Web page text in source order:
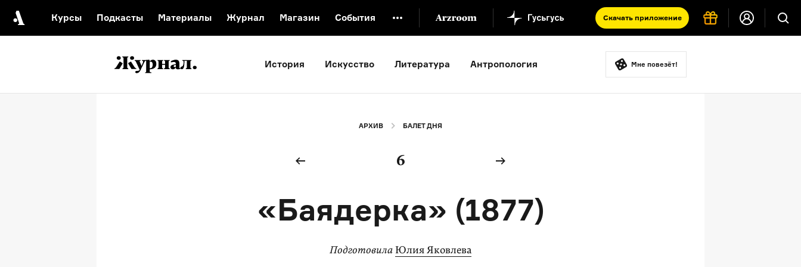
Курсы Подкасты Материалы Журнал Магазин События Скачать приложение
Видеоистория русской культуры
Русский язык от «гой еси» до «лол кек»
Что такое античность
История Искусство Литература Антропология Мне повезёт!
АРХИВ БАЛЕТ ДНЯ
6
«Баядерка» (1877)
ПодготовилаЮлия Яковлева